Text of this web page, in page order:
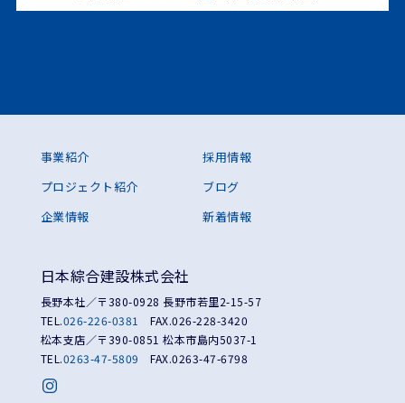
事業紹介
プロジェクト紹介
企業情報
採用情報
ブログ
新着情報
日本綜合建設株式会社
長野本社／〒380-0928 長野市若里2-15-57
TEL.026-226-0381
FAX.026-228-3420
松本支店／〒390-0851 松本市島内5037-1
TEL.0263-47-5809 FAX.0263-47-6798